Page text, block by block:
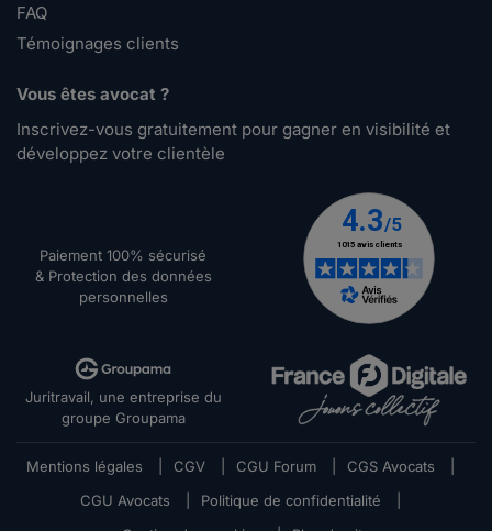
FAQ
Témoignages clients
Vous êtes avocat ?
Inscrivez-vous gratuitement pour gagner en visibilité et
développez votre clientèle
Paiement 100% sécurisé
& Protection des données
personnelles
Juritravail, une entreprise du
groupe Groupama
Mentions légales CGV CGU Forum CGS Avocats
CGU Avocats
Politique de confidentialité